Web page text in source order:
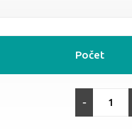
Počet
-